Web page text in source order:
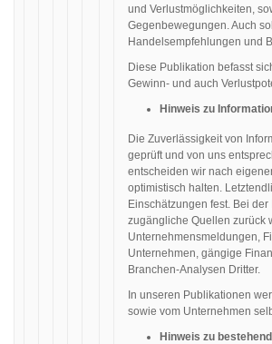
und Verlustmöglichkeiten,
Gegenbewegungen. Auch
Handelsempfehlungen und
Diese Publikation befasst
Gewinn- und auch
Hinweis zu
Die Zuverlässigkeit von
geprüft und von uns
entscheiden wir nach
optimistisch halten.
Einschätzungen fest. Bei
zugängliche Quellen zurück
Unternehmensmeldungen,
Unternehmen, gängige
Branchen-Analysen Dritter.
In unseren Publikationen
sowie vom Unternehmen
Hinweis zu